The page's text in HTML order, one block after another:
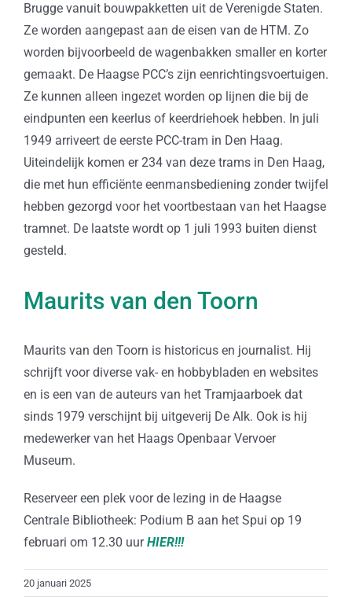
Brugge vanuit bouwpakketten uit de Verenigde Staten.
Ze worden aangepast aan de eisen van de HTM. Zo
worden bijvoorbeeld de wagenbakken smaller en korter
gemaakt. De Haagse PCC’s zijn eenrichtingsvoertuigen.
Ze kunnen alleen ingezet worden op lijnen die bij de
eindpunten een keerlus of keerdriehoek hebben. In juli
1949 arriveert de eerste PCC-tram in Den Haag.
Uiteindelijk komen er 234 van deze trams in Den Haag,
die met hun efficiënte eenmansbediening zonder twijfel
hebben gezorgd voor het voortbestaan van het Haagse
tramnet. De laatste wordt op 1 juli 1993 buiten dienst
gesteld.
Maurits van den Toorn
Maurits van den Toorn is historicus en journalist. Hij
schrijft voor diverse vak- en hobbybladen en websites
en is een van de auteurs van het Tramjaarboek dat
sinds 1979 verschijnt bij uitgeverij De Alk. Ook is hij
medewerker van het Haags Openbaar Vervoer
Museum.
Reserveer een plek voor de lezing in de Haagse
Centrale Bibliotheek: Podium B aan het Spui op 19
februari om 12.30 uurHIER!!!
20 januari 2025